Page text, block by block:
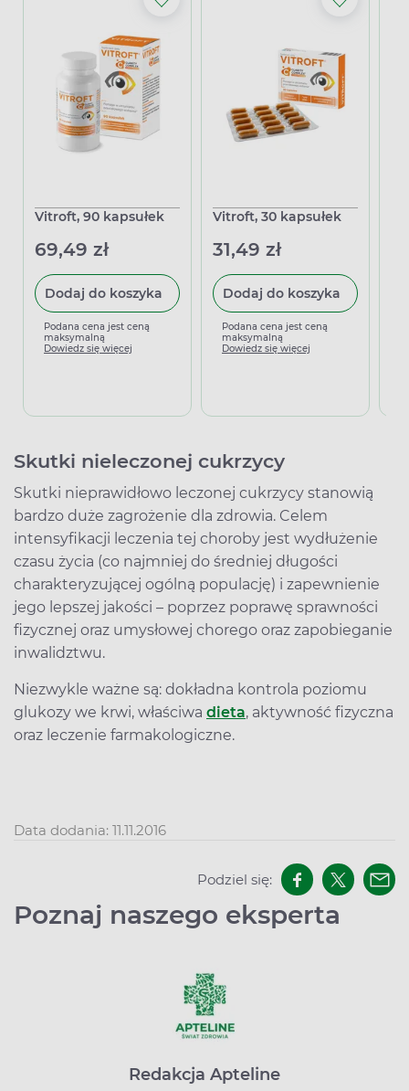
Vitroft, 90 kapsułek
69,49 zł
Dodaj do koszyka
Podana cena jest ceną
maksymalną
Dowiedz się więcej
Vitroft, 30 kapsułek
31,49 zł
Dodaj do koszyka
Podana cena jest ceną
maksymalną
Dowiedz się więcej
Skutki nieleczonej cukrzycy
Skutki nieprawidłowo leczonej cukrzycy stanowią
bardzo duże zagrożenie dla zdrowia. Celem
intensyfikacji leczenia tej choroby jest wydłużenie
czasu życia (co najmniej do średniej długości
charakteryzującej ogólną populację) i zapewnienie
jego lepszej jakości – poprzez poprawę sprawności
fizycznej oraz umysłowej chorego oraz zapobieganie
inwalidztwu.
Niezwykle ważne są: dokładna kontrola poziomu
glukozy we krwi, właściwa dieta, aktywność fizyczna
oraz leczenie farmakologiczne.
Data dodania: 11.11.2016
Podziel się:
Poznaj naszego eksperta
Redakcja Apteline